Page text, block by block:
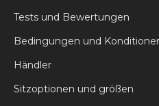
Tests und Bewertungen
Bedingungen und
Händler
Sitzoptionen und größen